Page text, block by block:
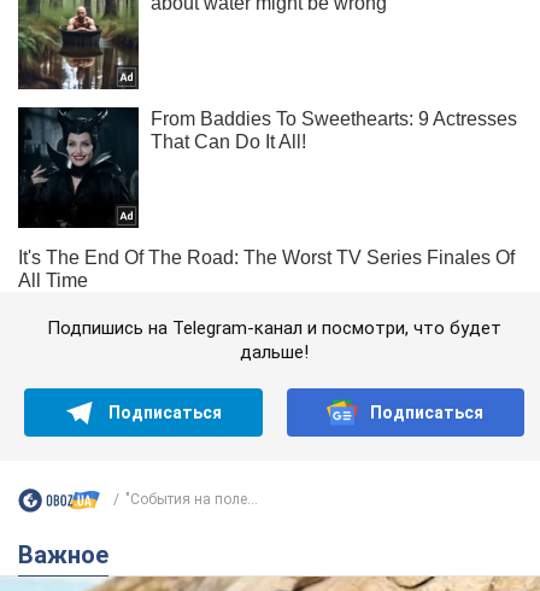
Подпишись на Telegram-канал и посмотри, что будет
дальше!
Подписаться Подписаться
"События на поле...
Важное